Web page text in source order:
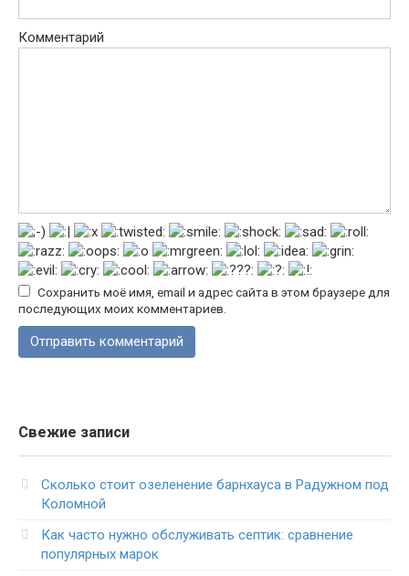
Комментарий
Сохранить моё имя, email и адрес сайта в этом браузере для
последующих моих комментариев.
Свежие записи
Сколько стоит озеленение барнхауса в Радужном под
Коломной
Как часто нужно обслуживать септик: сравнение
популярных марок